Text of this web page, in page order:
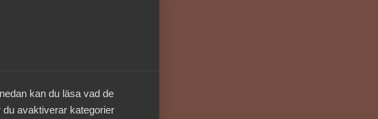
kan du läsa vad de
avaktiverar kategorier